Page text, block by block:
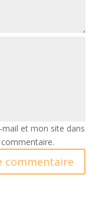
et mon site dans